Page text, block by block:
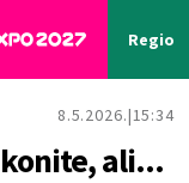
Region
8.5.2026. 15:34
ali...